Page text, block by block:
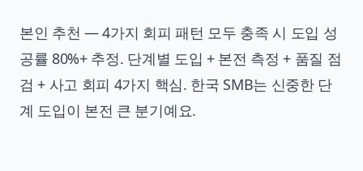
본인 추천 — 4가지 회피 패턴 모두 충족 시 도입 성
공률 80%+ 추정. 단계별 도입 + 본전 측정 + 품질 점
검 + 사고 회피 4가지 핵심. 한국 SMB는 신중한 단
계 도입이 본전 큰 분기예요.